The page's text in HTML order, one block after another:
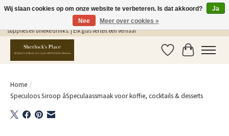
Gratis Verzending in NL vanaf €75,- | Sherlocks Place: dé plek voor MONIN siropen, bar
supplies en unieke drinks. | Elk glas vertelt een verhaal
Verlanglijst
Home /
Speculoos Siroop âSpeculaassmaak voor koffie, cocktails & desserts
Wij slaan cookies op om onze website te verbeteren. Is dat akkoord?
Ja
Nee
Meer over cookies »